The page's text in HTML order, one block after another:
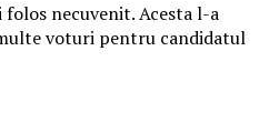
necuvenit. Acesta l-a
voturi pentru candidatul